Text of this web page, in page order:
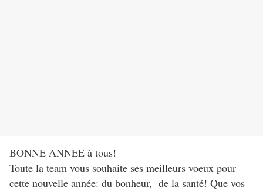
BONNE ANNEE à tous!
Toute la team vous souhaite ses meilleurs voeux pour
cette nouvelle année: du bonheur, de la santé! Que vos